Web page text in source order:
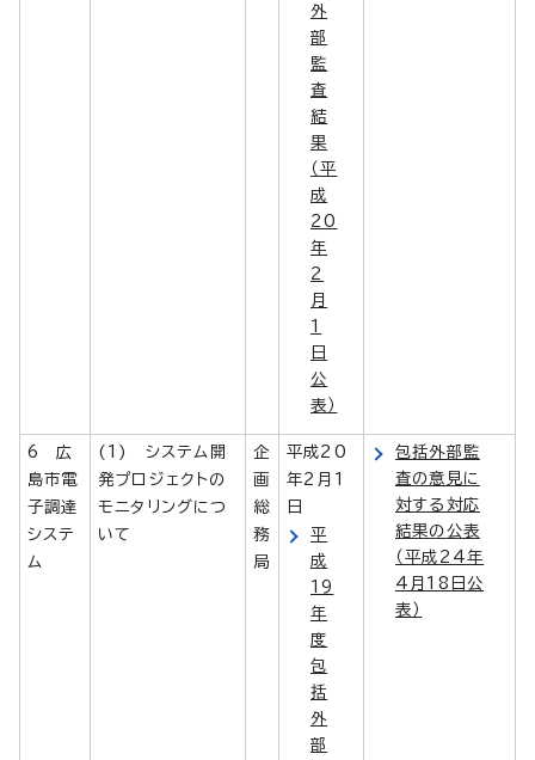
外
部
監
査
結
果
（平
成
20
年
2
月
1
日
公
表）
6 広
島市電
子調達
システ
ム
(1) システム開
発プロジェクトの
モニタリングにつ
いて
企
画
総
務
局
平成20
年2月1
日
平
成
19
年
度
包
括
外
部
包括外部監
査の意見に
対する対応
結果の公表
（平成24年
4月18日公
表）